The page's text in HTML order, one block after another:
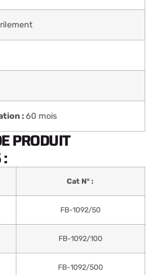
:60 mois
PRODUIT
:
Cat N° :
FB-1092/50
FB-1092/100
FB-1092/500